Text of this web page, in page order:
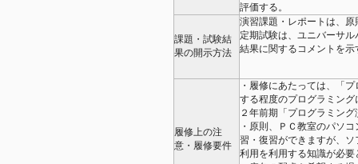
評価する。
課題・試験結
果の開示方法
演習課題・レポートは、
定期試験は、ユニバーサ
結果に関するコメントを示
履修上の注
意・履修要件
・履修にあたっては、「
する程度のプログラミン
２年前期「プログラミン
・原則、ＰＣ教室のパソ
習・復習ができますが、
利用を利用する知識が必要